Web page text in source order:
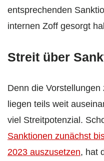
entsprechenden
internen Zoff gesorgt
Streit über
Denn die
liegen teils weit
viel Streitpotenzial.
Sanktionen zunächst
2023 auszusetzen, hat